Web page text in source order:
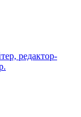
редактор-